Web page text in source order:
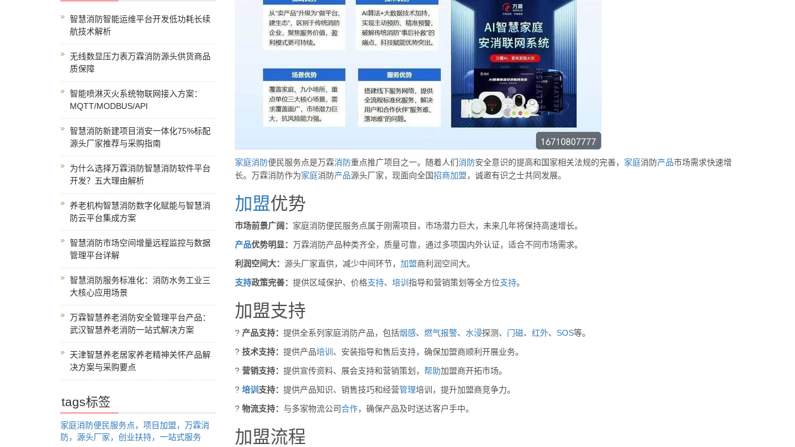
家庭消防便民服务点是万霖消防重点推广项目之一。随着人们消防安全意识的提高和国家相关法规的完善， 家庭消防产品市场需求快速增
长。万霖消防作为家庭消防产品源头厂家，现面向全国招商加盟，诚邀有识之士共同发展。
加盟优势
市场前景广阔： 家庭消防便民服务点属于刚需项目，市场潜力巨大，未来几年将保持高速增长。
产品优势明显： 万霖消防产品种类齐全，质量可靠，通过多项国内外认证，适合不同市场需求。
利润空间大： 源头厂家直供，减少中间环节， 加盟商利润空间大。
支持政策完善： 提供区域保护、价格支持、 培训 指导和营销策划等全方位支持。
加盟支持
? 产品支持： 提供全系列家庭消防产品，包括烟感、 燃气报警、 水浸探测、 门磁、 红外、 SOS等。
? 技术支持： 提供产品培训 、安装指导和售后支持，确保加盟商顺利开展业务。
? 营销支持： 提供宣传资料、展会支持和营销策划， 帮助加盟商开拓市场。
? 培训 支持： 提供产品知识、销售技巧和经营管理培训，提升加盟商竞争力。
? 物流支持： 与多家物流公司合作，确保产品及时送达客户手中。
加盟流程
智慧消防智能运维平台开发低功耗长续
航技术解析
无线数显压力表万霖消防源头供货商品
质保障
智能喷淋灭火系统物联网接入方案：
MQTT/MODBUS/API
智慧消防新建项目消安一体化75%标配
源头厂家推荐与采购指南
为什么选择万霖消防智慧消防软件平台
开发？五大理由解析
养老机构智慧消防数字化赋能与智慧消
防云平台集成方案
智慧消防市场空间增量远程监控与数据
管理平台详解
智慧消防服务标准化：消防水务工业三
大核心应用场景
万霖智慧养老消防安全管理平台产品：
武汉智慧养老消防一站式解决方案
天津智慧养老居家养老精神关怀产品解
决方案与采购要点
tags标签
家庭消防便民服务点，项目加盟，万霖消
防，源头厂家，创业扶持，一站式服务